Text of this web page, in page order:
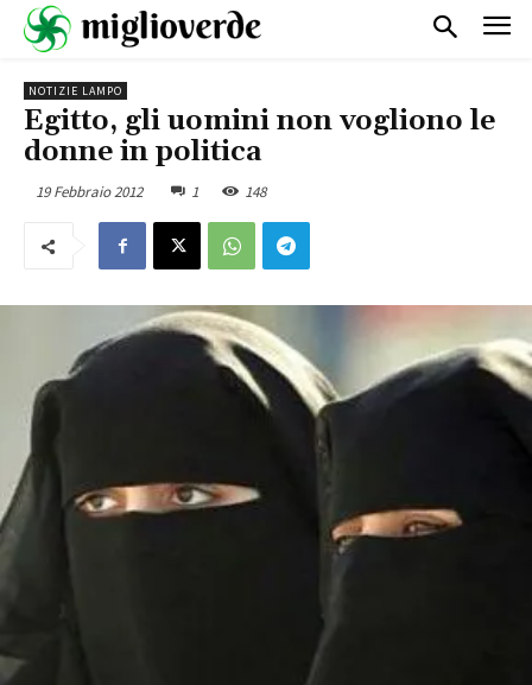
NOTIZIE LAMPO
Egitto, gli uomini non vogliono le
donne in politica
19 Febbraio 2012 1 148